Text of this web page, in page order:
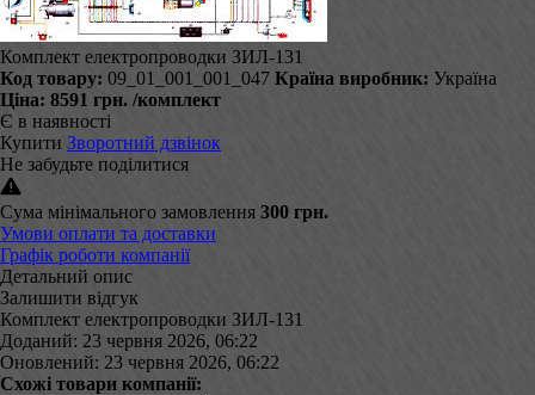
Комплект електропроводки ЗИЛ-131
Код товару: 09_01_001_001_047 Країна виробник: Україна
Ціна: 8591 грн. /комплект
Є в наявності
Купити Зворотний дзвінок
Не забудьте поділитися
Сума мінімального замовлення 300 грн.
Умови оплати та доставки
Графік роботи компанії
Детальний опис
Залишити відгук
Комплект електропроводки ЗИЛ-131
Доданий: 23 червня 2026, 06:22
Оновлений: 23 червня 2026, 06:22
Схожі товари компанії: